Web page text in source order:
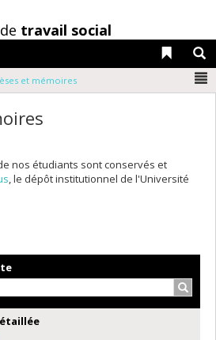
travail social
Liens
et mémoires
nos étudiants sont conservés et
, le dépôt institutionnel de l'Université